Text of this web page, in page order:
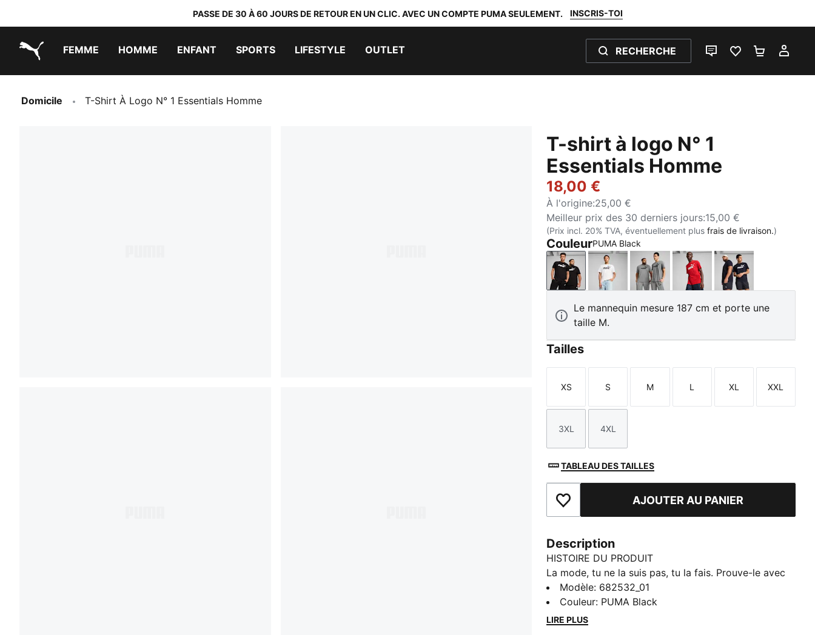
PASSE DE 30 À 60 JOURS DE RETOUR EN UN CLIC. AVEC UN COMPTE PUMA SEULEMENT. INSCRIS-TOI
FEMME HOMME ENFANT SPORTS LIFESTYLE OUTLET RECHERCHE
LIVE CHATFAVORIS 0PANIER 0
Domicile T-Shirt À Logo N° 1 Essentials Homme
T-shirt à logo N° 1
Essentials Homme
18,00 €
À l'origine:25,00 €
Meilleur prix des 30 derniers jours:15,00 €
(Prix incl. 20% TVA, éventuellement plusfrais de livraison.)
CouleurPUMA Black
PUMA BlackPUMA WhiteMedium Gray Heather
For All Time Red
New Navy
Le mannequin mesure 187 cm et porte une
taille M.
Tailles
Taille
XS
Taille
S
Taille
M
Taille
L
Taille
XL
Taille
XXL
Taille
3XL
Taille
4XL
TABLEAU DES TAILLES
Ajouter aux favorisAJOUTER AU PANIER
Description
HISTOIRE DU PRODUIT
La mode, tu ne la suis pas, tu la fais. Prouve-le avec
ce t-shirt doté d'un logo PUMA N° 1 imprimé en
caoutchouc. Conçu pour les personnes toujours en
mouvement, ce modèle allie style casual et codes
Modèle: 682532_01
Couleur: PUMA Black
LIRE PLUS